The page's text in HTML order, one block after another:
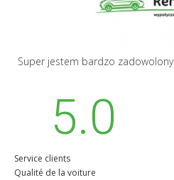
Super jestem bardzo zadowolony
5.0
Service clients
Qualité de la voiture